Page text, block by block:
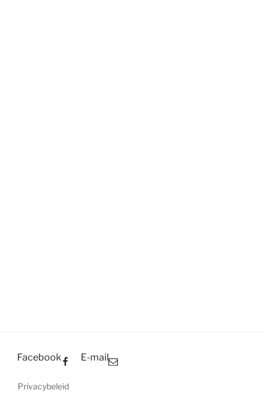
Facebook E-mail
Privacybeleid